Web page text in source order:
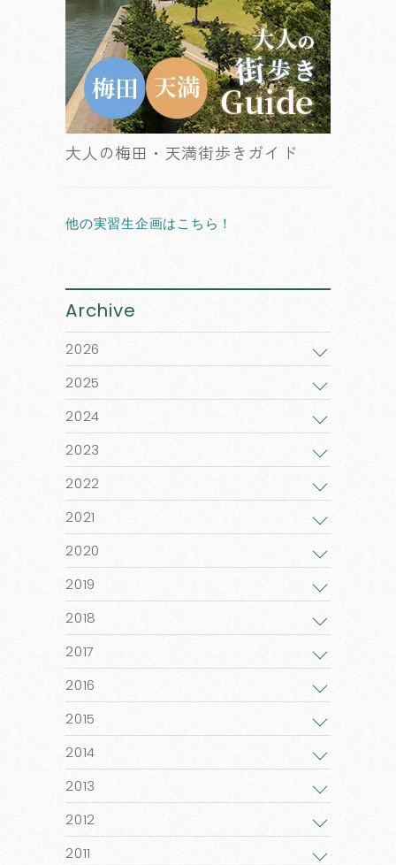
大人の梅田・天満街歩きガイド
他の実習生企画はこちら！
Archive
2026
2025
2024
2023
2022
2021
2020
2019
2018
2017
2016
2015
2014
2013
2012
2011